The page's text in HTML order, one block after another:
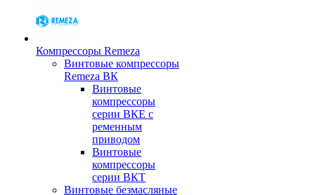
Компрессоры Remeza
Винтовые компрессоры
Remeza ВК
Винтовые
компрессоры
серии ВКЕ с
ременным
приводом
Винтовые
компрессоры
серии ВКТ
Винтовые безмасляные